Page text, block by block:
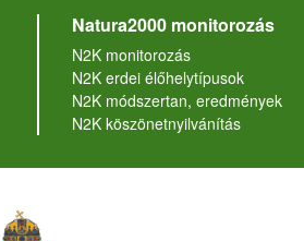
Natura2000 monitorozás
N2K monitorozás
N2K erdei élőhelytípusok
N2K módszertan, eredmények
N2K köszönetnyilvánítás